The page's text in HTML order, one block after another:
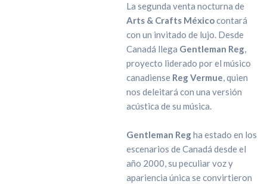
La segunda venta nocturna de
Arts & Crafts Méxicocontará
con un invitado de lujo. Desde
Canadá llega Gentleman Reg,
proyecto liderado por el músico
canadiense Reg Vermue, quien
nos deleitará con una versión
acústica de su música.
Gentleman Regha estado en los
escenarios de Canadá desde el
año 2000, su peculiar voz y
apariencia única se convirtieron